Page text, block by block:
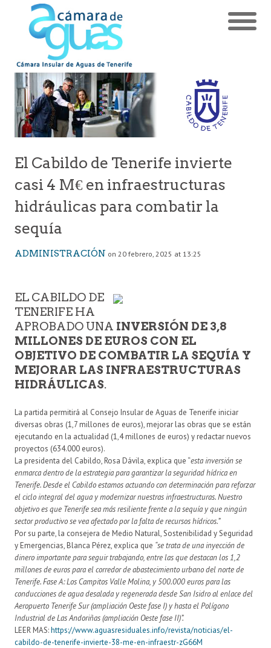
El Cabildo de Tenerife invierte
casi 4 M€ en infraestructuras
hidráulicas para combatir la
sequía
ADMINISTRACIÓN on 20 febrero, 2025 at 13:25
EL CABILDO DE
TENERIFE HA
APROBADO UNA INVERSIÓN DE 3,8
MILLONES DE EUROS CON EL
OBJETIVO DE COMBATIR LA SEQUÍA Y
MEJORAR LAS INFRAESTRUCTURAS
HIDRÁULICAS.
La partida permitirá al Consejo Insular de Aguas de Tenerife iniciar
diversas obras (1,7 millones de euros), mejorar las obras que se están
ejecutando en la actualidad (1,4 millones de euros) y redactar nuevos
proyectos (634.000 euros).
La presidenta del Cabildo, Rosa Dávila, explica que “esta inversión se
enmarca dentro de la estrategia para garantizar la seguridad hídrica en
Tenerife. Desde el Cabildo estamos actuando con determinación para reforzar
el ciclo integral del agua y modernizar nuestras infraestructuras. Nuestro
objetivo es que Tenerife sea más resiliente frente a la sequía y que ningún
sector productivo se vea afectado por la falta de recursos hídricos.”
Por su parte, la consejera de Medio Natural, Sostenibilidad y Seguridad
y Emergencias, Blanca Pérez, explica que “se trata de una inyección de
dinero importante para seguir trabajando, entre las que destacan los 1,2
millones de euros para el corredor de abastecimiento urbano del norte de
Tenerife. Fase A: Los Campitos Valle Molina, y 500.000 euros para las
conducciones de agua desalada y regenerada desde San Isidro al enlace del
Aeropuerto Tenerife Sur (ampliación Oeste fase I) y hasta el Polígono
Industrial de Las Andoriñas (ampliación Oeste fase II)”.
LEER MAS:https://www.aguasresiduales.info/revista/noticias/el-
cabildo-de-tenerife-invierte-38-me-en-infraestr-zG66M